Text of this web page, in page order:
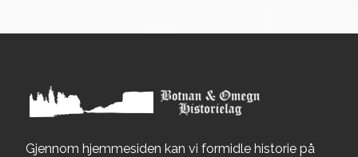
Gjennom hjemmesiden kan vi formidle historie på